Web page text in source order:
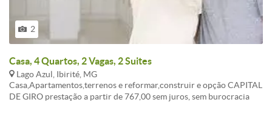
2
Casa, 4 Quartos, 2 Vagas, 2 Suites
Lago Azul, Ibirité, MG
Casa,Apartamentos,terrenos e reformar,construir e opção CAPITAL
DE GIRO prestação a partir de 767,00 sem juros, sem burocracia